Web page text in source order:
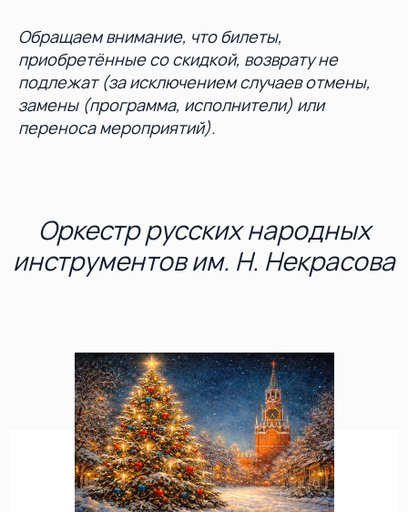
Обращаем внимание, что билеты,
приобретённые со скидкой, возврату не
подлежат (за исключением случаев отмены,
замены (программа, исполнители) или
переноса мероприятий).
Оркестр русских народных
инструментов им. Н. Некрасова